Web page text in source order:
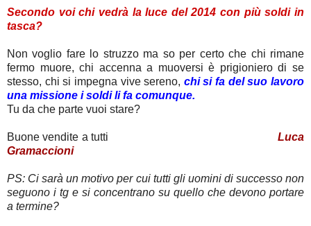
Secondo voi chi vedrà la luce del 2014 con più soldi in
tasca?
Non voglio fare lo struzzo ma so per certo che chi rimane
fermo muore, chi accenna a muoversi è prigioniero di se
stesso, chi si impegna vive sereno, chi si fa del suo lavoro
una missione i soldi li fa comunque.
Tu da che parte vuoi stare?
Buone vendite a tutti
Luca
Gramaccioni
PS: Ci sarà un motivo per cui tutti gli uomini di successo non
seguono i tg e si concentrano su quello che devono portare
a termine?